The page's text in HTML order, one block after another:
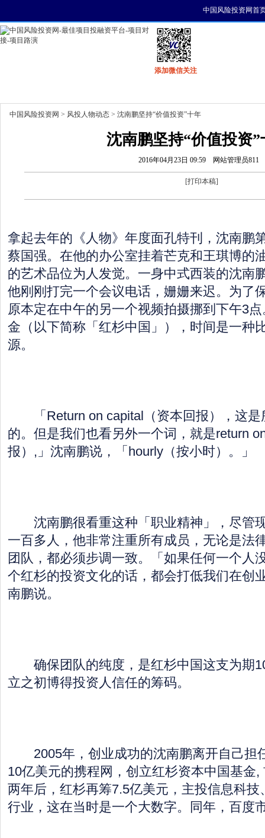
中国风险投资网首
添加微信关注
中国风险投资网 > 风投人物动态 > 沈南鹏坚持“价值投资”十年
沈南鹏坚持“价值投资”
2016年04月23日 09:59 网站管理员811
[打印本稿]
拿起去年的《人物》年度面孔特刊，沈南鹏
蔡国强。在他的办公室挂着芒克和王琪博的
的艺术品位为人发觉。一身中式西装的沈南
他刚刚打完一个会议电话，姗姗来迟。为了
原本定在中午的另一个视频拍摄挪到下午3
金（以下简称「红杉中国」），时间是一种
源。
「Return on capital（资本回报），这是
的。但是我们也看另外一个词，就是return
报）,」沈南鹏说，「hourly（按小时）。」
沈南鹏很看重这种「职业精神」，尽管
一百多人，他非常注重所有成员，无论是法
团队，都必须步调一致。「如果任何一个人
个红杉的投资文化的话，都会打低我们在创
南鹏说。
确保团队的纯度，是红杉中国这支为期
立之初博得投资人信任的筹码。
2005年，创业成功的沈南鹏离开自己担
10亿美元的携程网，创立红杉资本中国基金
两年后，红杉再筹7.5亿美元，主投信息科
行业，这在当时是一个大数字。同年，百度